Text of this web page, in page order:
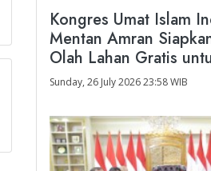
Kongres Umat Islam
Mentan Amran
Olah Lahan Gratis
Sunday, 26 July 2026 23:58 WIB